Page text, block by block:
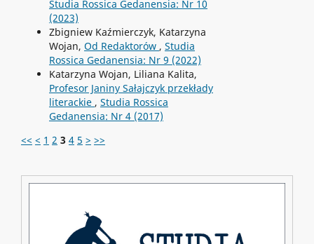
Studia Rossica Gedanensia: Nr 10
(2023)
Zbigniew Kaźmierczyk, Katarzyna
Wojan, Od Redaktorów , Studia
Rossica Gedanensia: Nr 9 (2022)
Katarzyna Wojan, Liliana Kalita,
Profesor Janiny Sałajczyk przekłady
literackie , Studia Rossica
Gedanensia: Nr 4 (2017)
<< < 1 2 3 4 5 > >>